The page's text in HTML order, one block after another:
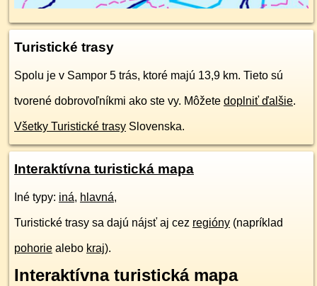
Turistické trasy
Spolu je v Sampor 5 trás, ktoré majú 13,9 km. Tieto sú
tvorené dobrovoľníkmi ako ste vy. Môžete doplniť ďalšie.
Všetky Turistické trasy Slovenska.
Interaktívna turistická mapa
Iné typy: iná, hlavná,
Turistické trasy sa dajú nájsť aj cez regióny (napríklad
pohorie alebo kraj).
Interaktívna turistická mapa